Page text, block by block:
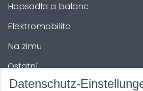
Hopsadla a balanc
Elektromobilita
Na zimu
Ostatní
Datenschutz-